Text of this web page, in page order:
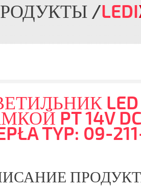
LEDI
LED
PT 14V
TYP: 09-